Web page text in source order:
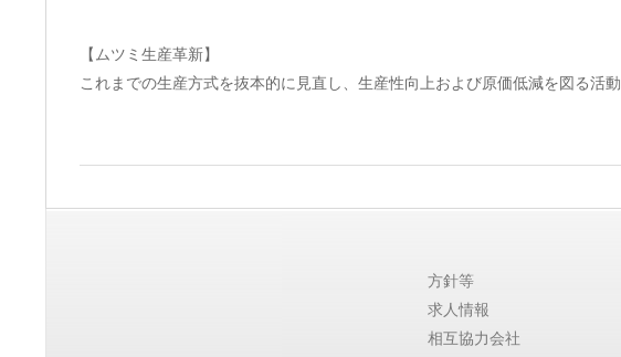
ツ
ミ
テ
【ムツミ生産革新】
これまでの生産方式を抜本的に見直し、生産性向上および原価低減を図る活動
04-
方針等
求人情報
相互協力会社